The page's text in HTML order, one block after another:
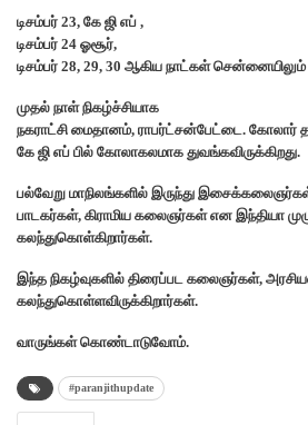
டிசம்பர் 23, கே ஜி எப் ,
டிசம்பர் 24 ஓசூர்,
டிசம்பர் 28, 29, 30 ஆகிய நாட்கள் சென்னையிலும்
முதல் நாள் நிகழ்ச்சியாக
நகராட்சி மைதானம், ராபர்ட்சன்பேட்டை. கோலார்
கே ஜி எப் பில் கோலாகலமாக துவங்கவிருக்கிறது.
பல்வேறு மாநிலங்களில் இருந்து
பாடகர்கள், கிராமிய கலைஞர்கள் என இந்தியா
கலந்துகொள்கிறார்கள்.
இந்த நிகழ்வுகளில் திரைப்பட கலைஞர்கள்,
கலந்துகொள்ளவிருக்கிறார்கள்.
வாருங்கள் கொண்டாடுவோம்.
#paranjithupdate